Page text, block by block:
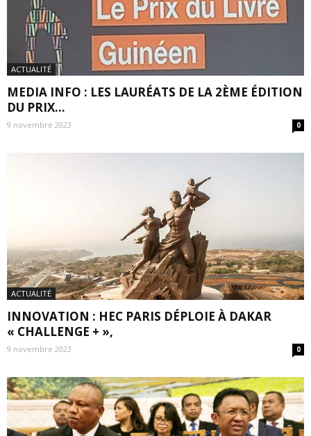
ACTUALITÉ
MEDIA INFO : LES LAURÉATS DE LA 2ÈME ÉDITION
DU PRIX...
9 novembre 2023 0
ACTUALITÉ
INNOVATION : HEC PARIS DÉPLOIE À DAKAR
« CHALLENGE + »,
9 novembre 2023 0